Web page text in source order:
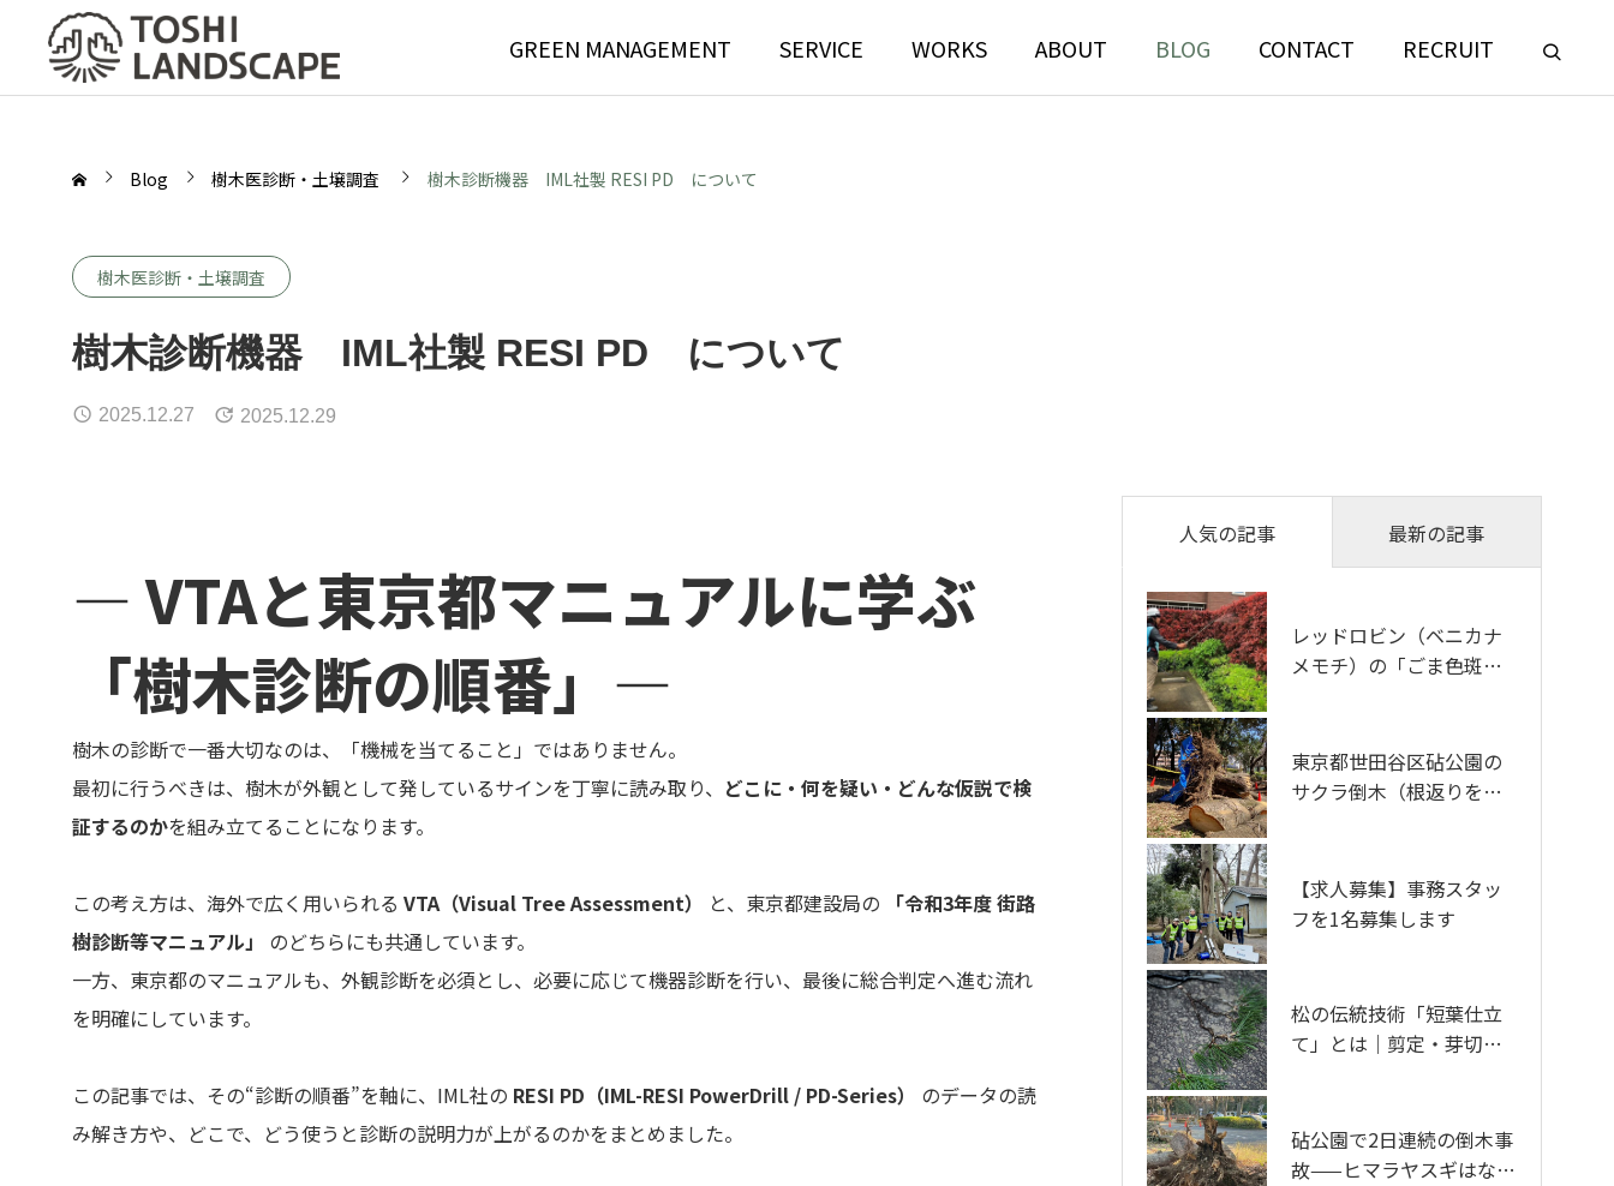
GREEN MANAGEMENT SERVICE WORKS ABOUT BLOG CONTACT RECRUIT
GREEN
植栽管理・メンテナンス
高木・特殊伐採＆ケーブリング
植栽リノベーション
樹木診断
土壌調査
移植適性度診断
ランドスケープコンサルティング部門
Blog 樹木医診断・土壌調査 樹木診断機器 IML社製 RESI PD について
樹木医診断・土壌調査
樹木診断機器 IML社製 RESI PD について
2025.12.27 2025.12.29
― VTAと東京都マニュアルに学ぶ
「樹木診断の順番」―
樹木の診断で一番大切なのは、「機械を当てること」ではありません。
最初に行うべきは、樹木が外観として発しているサインを丁寧に読み取り、 どこに・何を疑い・どんな仮説で検
証するのかを組み立てることになります。
この考え方は、海外で広く用いられる VTA（Visual Tree Assessment） と、東京都建設局の
「令和3年度 街路
樹診断等マニュアル」
のどちらにも共通しています。
一方、東京都のマニュアルも、外観診断を必須とし、必要に応じて機器診断を行い、最後に総合判定へ進む流れ
を明確にしています。
この記事では、その“診断の順番”を軸に、IML社の RESI PD（IML-RESI PowerDrill / PD-Series）
のデータの読
み解き方や、どこで、どう使うと診断の説明力が上がるのかをまとめました。
人気の記事 最新の記事
レッドロビン（ベニカナ
メモチ）の「ごま色斑点
東京都世田谷区砧公園の
サクラ倒木（根返りを伴
【求人募集】事務スタッ
フを1名募集します
松の伝統技術「短葉仕立
て」とは｜剪定・芽切
砧公園で2日連続の倒木事
故——ヒマラヤスギはなぜ
診断した木を、その日の
うちに伐る──ピカス・
クラで比べた「樹木診断
機器比較研修会」千葉県
人事労務の経験者 経営
戦略の経験者 を新しく
ハンディ型3Dレーザース
キャナーで樹木を計測す
ナラ枯れの枯死木はなぜ
突然倒れるのか オオミ
クビアカツヤカミキリの
被害と対策——都市で被害